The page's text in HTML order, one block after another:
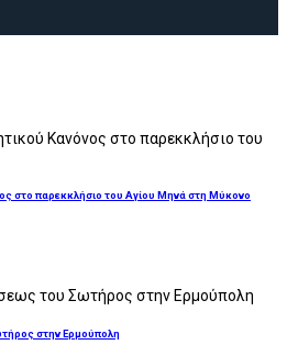
στο παρεκκλήσιο του Αγίου Μηνά στη Μύκονο
στην Ερμούπολη